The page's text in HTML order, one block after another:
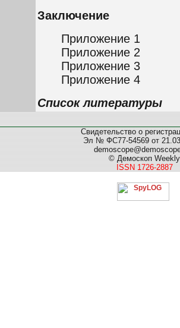
Заключение
Приложение 1
Приложение 2
Приложение 3
Приложение 4
Список литературы
Свидетельство о
Эл № ФС77-54569 от
© Демоскоп Weekly
ISSN 1726-2887